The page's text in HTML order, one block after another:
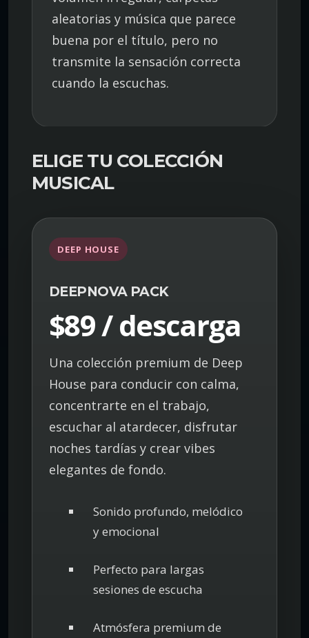
aleatorias y música que parece
buena por el título, pero no
transmite la sensación correcta
cuando la escuchas.
ELIGE TU COLECCIÓN
MUSICAL
DEEP HOUSE
DEEPNOVA PACK
$89 / descarga
Una colección premium de Deep
House para conducir con calma,
concentrarte en el trabajo,
escuchar al atardecer, disfrutar
noches tardías y crear vibes
elegantes de fondo.
Sonido profundo, melódico
y emocional
Perfecto para largas
sesiones de escucha
Atmósfera premium de